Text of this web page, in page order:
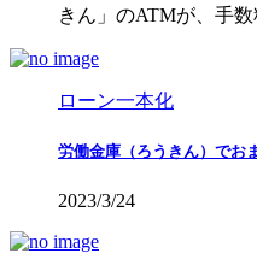
きん」のATMが、手
ローン一本化
労働金庫（ろうきん）でお
2023/3/24